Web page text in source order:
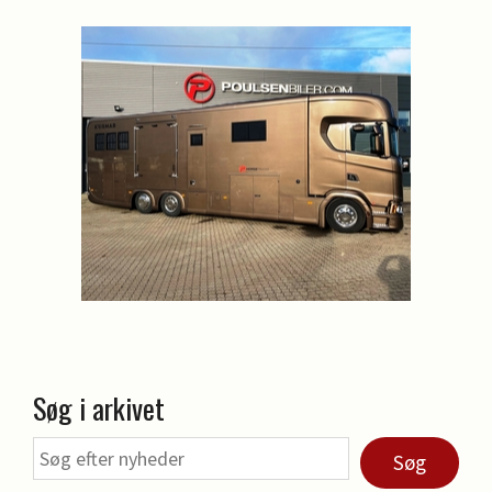
Søg i arkivet
Søg